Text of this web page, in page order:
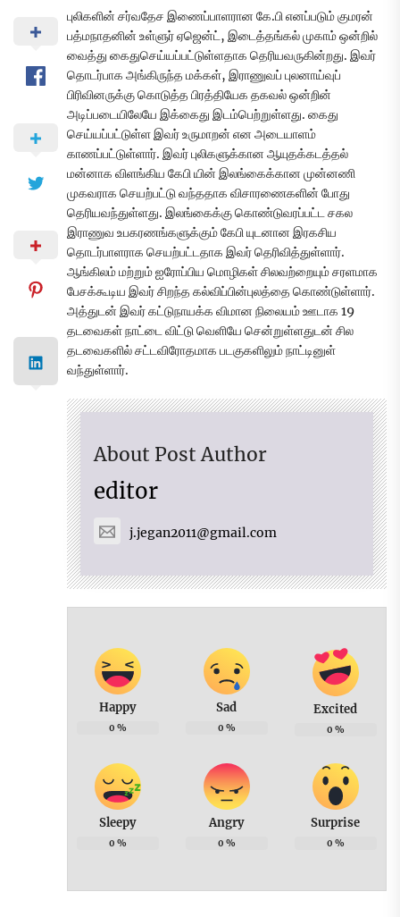
புலிகளின் சர்வதேச இணைப்பாளரான கே.பி எனப்படும் குமரன்
பத்மநாதனின் உள்ளுர் ஏஜென்ட், இடைத்தங்கல் முகாம் ஒன்றில்
வைத்து கைதுசெய்யப்பட்டுள்ளதாக தெரியவருகின்றது. இவர்
தொடர்பாக அங்கிருந்த மக்கள், இராணுவப் புலனாய்வுப்
பிரிவினருக்கு கொடுத்த பிரத்தியேக தகவல் ஒன்றின்
அடிப்படையிலேயே இக்கைது இடம்பெற்றுள்ளது. கைது
செய்யப்பட்டுள்ள இவர் உருமாறன் என அடையாளம்
காணப்பட்டுள்ளார். இவர் புலிகளுக்கான ஆயுதக்கடத்தல்
மன்னாக விளங்கிய கேபி யின் இலங்கைக்கான முன்னணி
முகவராக செயற்பட்டு வந்ததாக விசாரணைகளின் போது
தெரியவந்துள்ளது. இலங்கைக்கு கொண்டுவரப்பட்ட சகல
இராணுவ உபகரணங்களுக்கும் கேபி யுடனான இரகசிய
தொடர்பாளராக செயற்பட்டதாக இவர் தெரிவித்துள்ளார்.
ஆங்கிலம் மற்றும் ஐரோப்பிய மொழிகள் சிலவற்றையும் சரளமாக
பேசக்கூடிய இவர் சிறந்த கல்விப்பின்புலத்தை கொண்டுள்ளார்.
அத்துடன் இவர் கட்டுநாயக்க விமான நிலையம் ஊடாக 19
தடவைகள் நாட்டை விட்டு வெளியே சென்றுள்ளதுடன் சில
தடவைகளில் சட்டவிரோதமாக படகுகளிலும் நாட்டினுள்
வந்துள்ளார்.
About Post Author
editor
j.jegan2011@gmail.com
Happy
0 %
Sad
0 %
Excited
0 %
Sleepy
0 %
Angry
0 %
Surprise
0 %